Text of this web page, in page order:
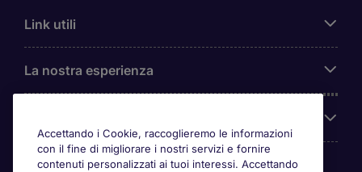
Link utili
La nostra esperienza
Accettando i Cookie, raccoglieremo le informazioni
con il fine di migliorare i nostri servizi e fornire
contenuti personalizzati ai tuoi interessi. Accettando